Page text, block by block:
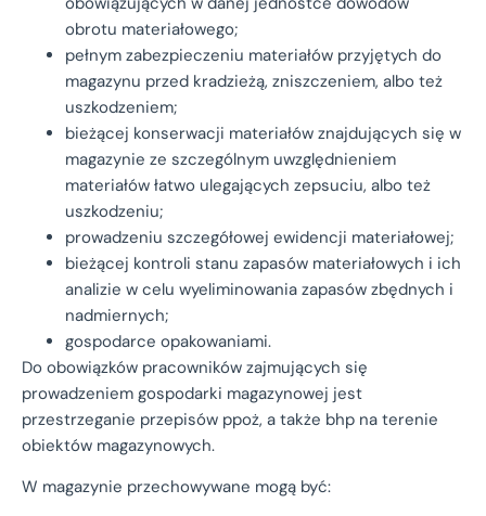
obrotu materiałowego;
pełnym zabezpieczeniu materiałów przyjętych do
magazynu przed kradzieżą, zniszczeniem, albo też
uszkodzeniem;
bieżącej konserwacji materiałów znajdujących się w
magazynie ze szczególnym uwzględnieniem
materiałów łatwo ulegających zepsuciu, albo też
uszkodzeniu;
prowadzeniu szczegółowej ewidencji materiałowej;
bieżącej kontroli stanu zapasów materiałowych i ich
analizie w celu wyeliminowania zapasów zbędnych i
nadmiernych;
gospodarce opakowaniami.
Do obowiązków pracowników zajmujących się
prowadzeniem gospodarki magazynowej jest
przestrzeganie przepisów ppoż, a także bhp na terenie
obiektów magazynowych.
W magazynie przechowywane mogą być: